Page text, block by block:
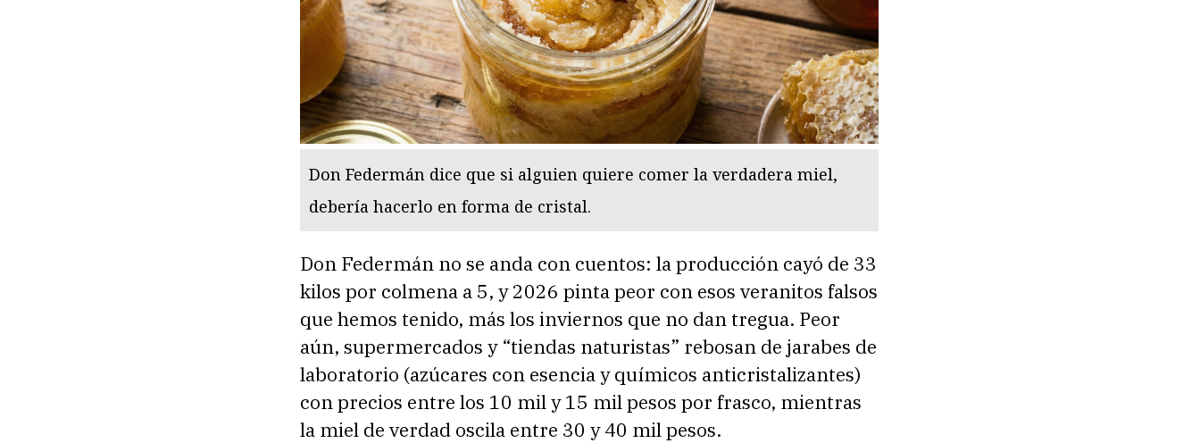
Don Federmán dice que si alguien quiere comer la verdadera miel,
debería hacerlo en forma de cristal.
Don Federmán no se anda con cuentos: la producción cayó de 33
kilos por colmena a 5, y 2026 pinta peor con esos veranitos falsos
que hemos tenido, más los inviernos que no dan tregua. Peor
aún, supermercados y “tiendas naturistas” rebosan de jarabes de
laboratorio (azúcares con esencia y químicos anticristalizantes)
con precios entre los 10 mil y 15 mil pesos por frasco, mientras
la miel de verdad oscila entre 30 y 40 mil pesos.